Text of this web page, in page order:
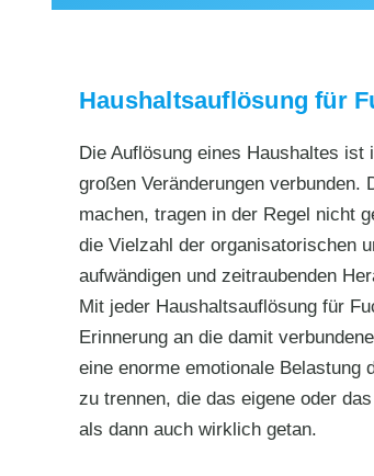
Haushaltsauflösung für
Die Auflösung eines Haushaltes
großen Veränderungen
machen, tragen in der Regel nicht
die Vielzahl der organisatorischen
aufwändigen und zeitraubenden
Mit jeder Haushaltsauflösung für
Erinnerung an die damit
eine enorme emotionale Belastung
zu trennen, die das eigene oder
als dann auch wirklich getan.